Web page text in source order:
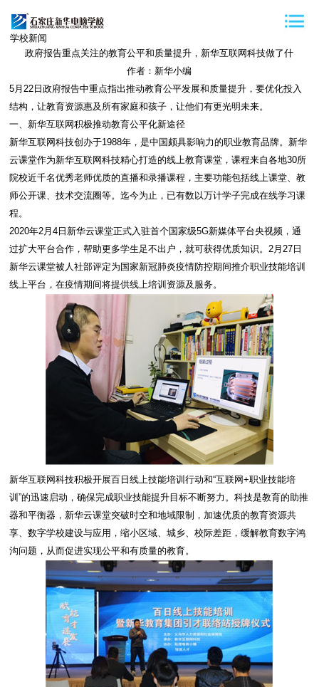
学校新闻
政府报告重点关注的教育公平和质量提升，新华互联网科技做了什
作者：新华小编
5月22日政府报告中重点指出推动教育公平发展和质量提升，要优化投入
结构，让教育资源惠及所有家庭和孩子，让他们有更光明未来。
一、新华互联网积极推动教育公平化新途径
新华互联网科技创办于1988年，是中国颇具影响力的职业教育品牌。新华
云课堂作为新华互联网科技精心打造的线上教育课堂，课程来自各地30所
院校近千名优秀老师优质的直播和录播课程，主要功能包括线上课堂、教
师公开课、技术交流圈等。迄今为止，已有数以万计学子完成在线学习课
程。
2020年2月4日新华云课堂正式入驻首个国家级5G新媒体平台央视频，通
过扩大平台合作，帮助更多学生足不出户，就可获得优质知识。2月27日
新华云课堂被人社部评定为国家新冠肺炎疫情防控期间推介职业技能培训
线上平台，在疫情期间将提供线上培训资源及服务。
新华互联网科技积极开展百日线上技能培训行动和“互联网+职业技能培
训”的迅速启动，确保完成职业技能提升目标不断努力。科技是教育的助推
器和平衡器，新华云课堂突破时空和地域限制，加速优质的教育资源共
享、数字学校建设与应用，缩小区域、城乡、校际差距，缓解教育数字鸿
沟问题，从而促进实现公平和有质量的教育。